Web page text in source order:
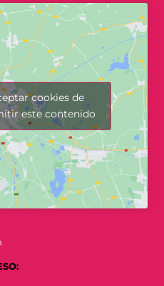
cookies de
este contenido